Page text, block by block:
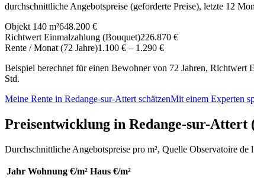
durchschnittliche Angebotspreise (geforderte Preise), letzte 12
Objekt 140 m²648.200 €
Richtwert Einmalzahlung (Bouquet)226.870 €
Rente / Monat (72 Jahre)1.100 € – 1.290 €
Beispiel berechnet für einen Bewohner von 72 Jahren,
Std.
Meine Rente in Redange-sur-Attert schätzenMit einem Experten
Preisentwicklung in Redange-sur-Attert
Durchschnittliche Angebotspreise pro m², Quelle Observatoire
Jahr Wohnung €/m² Haus €/m²